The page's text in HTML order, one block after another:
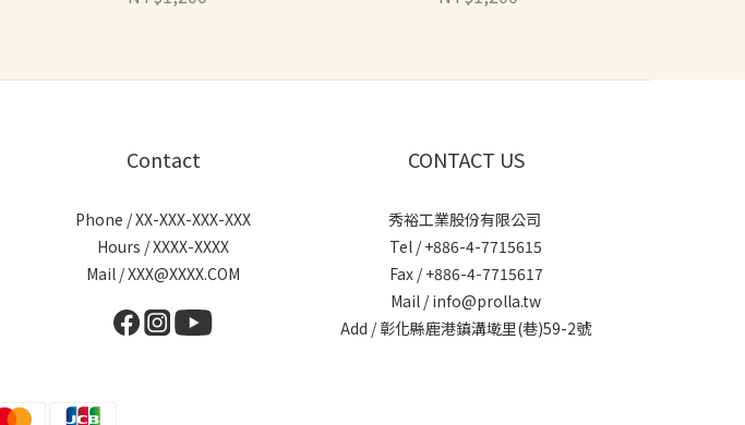
Contact
Phone / XX-XXX-XXX-XXX
Hours / XXXX-XXXX
Mail / XXX@XXXX.COM
CONTACT US
秀裕工業股份有限公司
Tel / +886-4-7715615
Fax / +886-4-7715617
Mail / info@prolla.tw
Add / 彰化縣鹿港鎮溝墘里(巷)59-2號